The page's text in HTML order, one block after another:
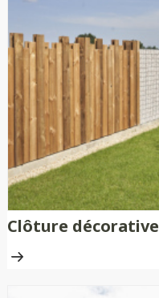
Clôture décorative